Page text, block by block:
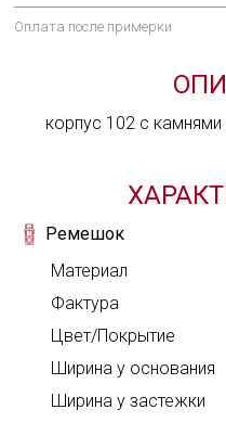
Задай
Оплата после примерки
корпус 102 с
Ремешок
Материал
Фактура
Цвет/Покрытие
Ширина у основания
Ширина у застежки